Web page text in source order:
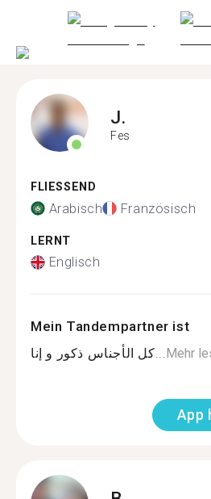
J.
Fes
FLIESSEND
Arabisch Französisch
LERNT
Englisch
Mein Tandempartner ist
كل الأجناس ذكور و إنا...Mehr
App